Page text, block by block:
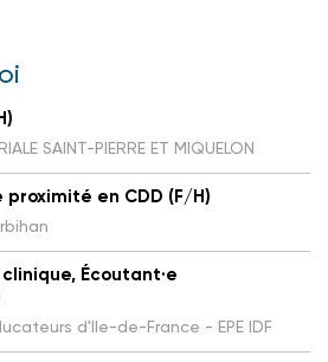
SAINT-PIERRE ET MIQUELON
en CDD (F/H)
Écoutant·e
d'Ile-de-France - EPE IDF